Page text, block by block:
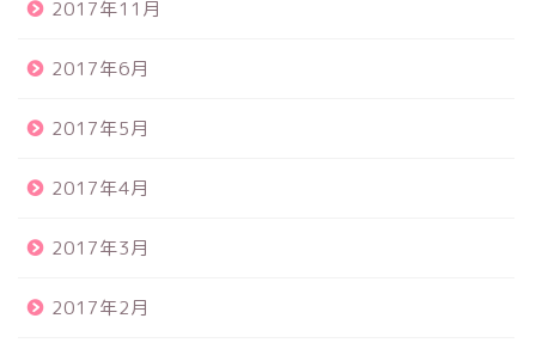
2017年11月
2017年6月
2017年5月
2017年4月
2017年3月
2017年2月